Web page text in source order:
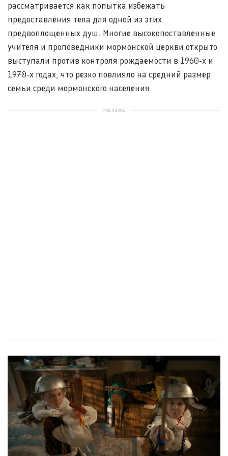
рассматривается как попытка избежать
предоставления тела для одной из этих
предвоплощенных душ. Многие высокопоставленные
учителя и проповедники мормонской церкви открыто
выступали против контроля рождаемости в 1960-х и
1970-х годах, что резко повлияло на средний размер
семьи среди мормонского населения.
РЕКЛАМА